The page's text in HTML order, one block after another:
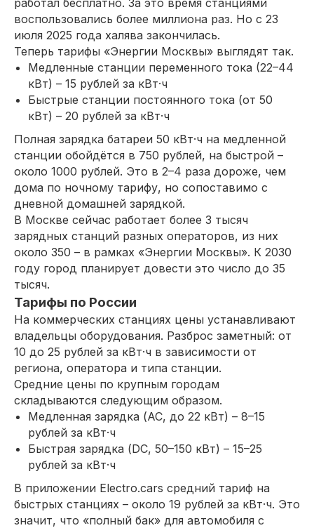
работал бесплатно. За это время станциями
воспользовались более миллиона раз. Но с 23
июля 2025 года халява закончилась.
Теперь тарифы «Энергии Москвы» выглядят так.
Медленные станции переменного тока (22–44
кВт) – 15 рублей за кВт·ч
Быстрые станции постоянного тока (от 50
кВт) – 20 рублей за кВт·ч
Полная зарядка батареи 50 кВт·ч на медленной
станции обойдётся в 750 рублей, на быстрой –
около 1000 рублей. Это в 2–4 раза дороже, чем
дома по ночному тарифу, но сопоставимо с
дневной домашней зарядкой.
В Москве сейчас работает более 3 тысяч
зарядных станций разных операторов, из них
около 350 – в рамках «Энергии Москвы». К 2030
году город планирует довести это число до 35
тысяч.
Тарифы по России
На коммерческих станциях цены устанавливают
владельцы оборудования. Разброс заметный: от
10 до 25 рублей за кВт·ч в зависимости от
региона, оператора и типа станции.
Средние цены по крупным городам
складываются следующим образом.
Медленная зарядка (AC, до 22 кВт) – 8–15
рублей за кВт·ч
Быстрая зарядка (DC, 50–150 кВт) – 15–25
рублей за кВт·ч
В приложении Electro.cars средний тариф на
быстрых станциях – около 19 рублей за кВт·ч. Это
значит, что «полный бак» для автомобиля с